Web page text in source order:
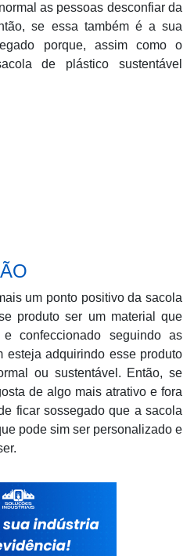
as pessoas desconfiar da
se essa também é a sua
porque, assim como o
de plástico sustentável
um ponto positivo da sacola
produto ser um material que
confeccionado seguindo as
esteja adquirindo esse produto
ou sustentável. Então, se
de algo mais atrativo e fora
ficar sossegado que a sacola
pode sim ser personalizado e